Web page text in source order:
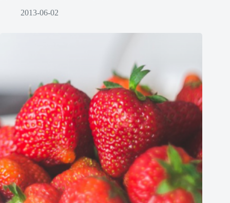
2013-06-02